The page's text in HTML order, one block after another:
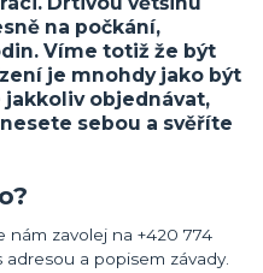
na počkání,
Víme totiž že být
je mnohdy jako být
jakkoliv objednávat,
sebou a svěříte
nám zavolej na +420 774
a popisem závady.